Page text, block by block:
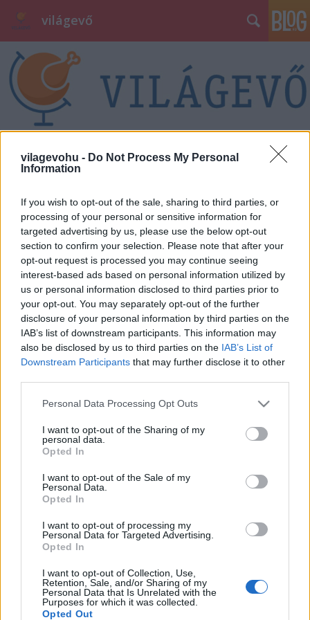
vilagevohu - Do Not Process My Personal
Information
If you wish to opt-out of the sale, sharing to third parties, or
processing of your personal or sensitive information for
targeted advertising by us, please use the below opt-out
section to confirm your selection. Please note that after your
opt-out request is processed you may continue seeing
interest-based ads based on personal information utilized by
us or personal information disclosed to third parties prior to
your opt-out. You may separately opt-out of the further
disclosure of your personal information by third parties on the
IAB’s list of downstream participants. This information may
also be disclosed by us to third parties on the IAB’s List of
Downstream Participants that may further disclose it to other
Please note that this website/app uses one or more Google
not limited to your visit or usage behaviour. You may click to
grant or deny consent to Google and its third-party tags to
use your data for below specified purposes in below Google
consent section.
Personal Data Processing Opt Outs
I want to opt-out of the Sharing of my
personal data.
Opted In
I want to opt-out of the Sale of my
Personal Data.
Opted In
I want to opt-out of processing my
Personal Data for Targeted Advertising.
Opted In
I want to opt-out of Collection, Use,
Retention, Sale, and/or Sharing of my
Personal Data that Is Unrelated with the
Purposes for which it was collected.
Opted Out
világevő
Címkék homár
2012. február 19.
Vagy nem is olyan kicsi. Ezen a héten soha nem látott
méretű közönség előtt főztem, az RTL Klub Fókusz
című műsora csinált rólam és a blogról egy kis
riportot, ennek kapcsán gyorsan főznöm is kellett
valamit a műsor 2 millió nézőjének. Mivel valami
nagyon látványost és…
A legdurvább párizsi nap vége
világevő•2011. augusztus 01.
durva és emlékezetes volt a keddi nap, hogy úgyse
tudok másra gondolni, amíg azt fel nem dolgozom.
Pierre Gagniere-ben ebédeltem, aznap pedig Pierre
Hermé-nél kóstolgattam…
Nordic walking
Május közepén eljutok Reykjavikba, ahol már jártam
egyszer, de csak röviden. Az akkor evett homárlevest